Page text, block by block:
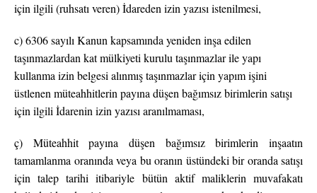
için ilgili (ruhsatı veren) İdareden izin yazısı istenilmesi,
c) 6306 sayılı Kanun kapsamında yeniden inşa edilen
taşınmazlardan kat mülkiyeti kurulu taşınmazlar ile yapı
kullanma izin belgesi alınmış taşınmazlar için yapım işini
üstlenen müteahhitlerin payına düşen bağımsız birimlerin satışı
için ilgili İdarenin izin yazısı aranılmaması,
ç) Müteahhit payına düşen bağımsız birimlerin inşaatın
tamamlanma oranında veya bu oranın üstündeki bir oranda satışı
için talep tarihi itibariyle bütün aktif maliklerin muvafakatı